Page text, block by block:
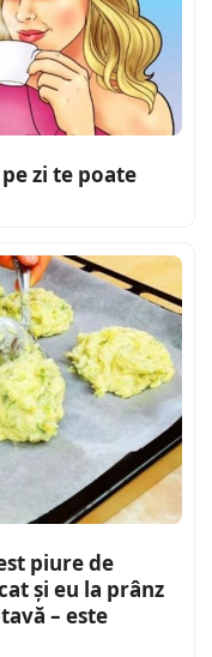
zi te poate
piure de
și eu la prânz
– este